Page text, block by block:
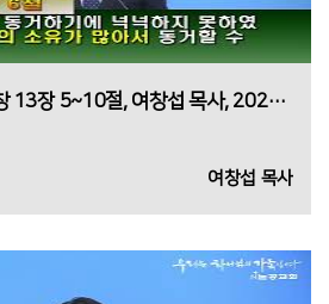
영적 고도를 높이라 [창 13장 5~10절, 여창섭 목사, 2026년 7월 26일 1부\
여창섭 목사